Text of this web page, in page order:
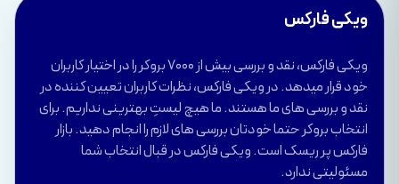
ویکی فارکس
ویکی فارکس، نقد و بررسی بیش از 7000 بروکر را در اختیار کاربران
خود قرار میدهد. در ویکی فارکس، نظرات کاربران تعیین کننده در
نقد و بررسی های ما هستند. ما هیچ لیستِ بهترینی نداریم. برای
انتخاب بروکر حتما خودتان بررسی های لازم را انجام دهید. بازار
فارکس پر ریسک است. ویکی فارکس در قبال انتخاب شما
مسئولیتی ندارد.